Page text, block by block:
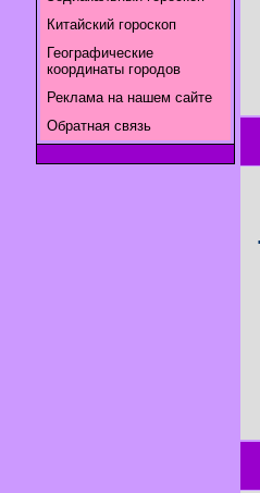
Китайский гороскоп
Географические
координаты городов
Реклама на нашем сайте
Обратная связь